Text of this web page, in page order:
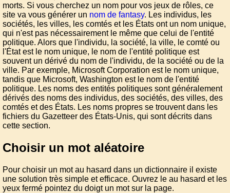
morts. Si vous cherchez un nom pour vos jeux de rôles, ce
site va vous générer un nom de fantasy. Les individus, les
sociétés, les villes, les comtés et les États ont un nom unique,
qui n'est pas nécessairement le même que celui de l'entité
politique. Alors que l'individu, la société, la ville, le comté ou
l'État est le nom unique, le nom de l'entité politique est
souvent un dérivé du nom de l'individu, de la société ou de la
ville. Par exemple, Microsoft Corporation est le nom unique,
tandis que Microsoft, Washington est le nom de l'entité
politique. Les noms des entités politiques sont généralement
dérivés des noms des individus, des sociétés, des villes, des
comtés et des États. Les noms propres se trouvent dans les
fichiers du Gazetteer des États-Unis, qui sont décrits dans
cette section.
Choisir un mot aléatoire
Pour choisir un mot au hasard dans un dictionnaire il existe
une solution très simple et efficace. Ouvrez le au hasard et les
yeux fermé pointez du doigt un mot sur la page.